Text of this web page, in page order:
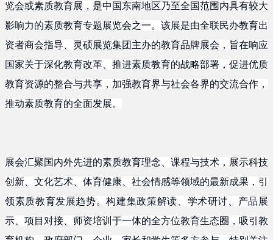
览会或素质教育展，是中国东南地区乃至全国范围内具有较大
影响力的素质教育专题展览会之一。该展是由全联民办教育出
资者商会指导、灵硕展览集团主办的教育品牌展会，旨在响应
国家关于深化教育改革、推进素质教育的战略部署，促进优质
教育资源的整合与共享，加强教育界与社会各界的交流合作，
推动素质教育的全面发展。
展会汇聚国内外先进的素质教育理念、课程与技术，展示科技
创新、文化艺术、体育健康、社会情感等领域的最新成果，引
领素质教育发展趋势。构建集政策解读、学术研讨、产品展
示、项目对接、师资培训于一体的全方位教育生态圈，吸引教